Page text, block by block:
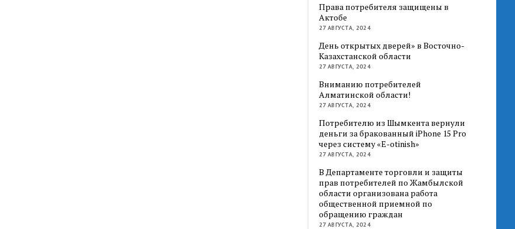
Права потребителя защищены в
Актобе
27 АВГУСТА, 2024
День открытых дверей» в Восточно-
Казахстанской области
27 АВГУСТА, 2024
Вниманию потребителей
Алматинской области!
27 АВГУСТА, 2024
Потребителю из Шымкента вернули
деньги за бракованный iPhone 15 Pro
через систему «E-otinish»
27 АВГУСТА, 2024
В Департаменте торговли и защиты
прав потребителей по Жамбылской
области организована работа
общественной приемной по
обращению граждан
27 АВГУСТА, 2024